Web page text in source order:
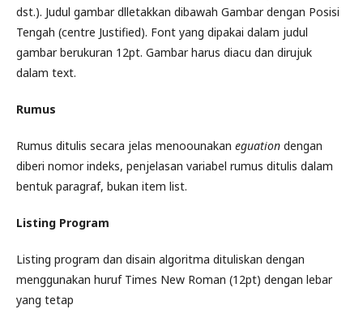
dst.). Judul gambar dlletakkan dibawah Gambar dengan Posisi
Tengah (centre Justified). Font yang dipakai dalam judul
gambar berukuran 12pt. Gambar harus diacu dan dirujuk
dalam text.
Rumus
Rumus ditulis secara jelas menoounakan eguation dengan
diberi nomor indeks, penjelasan variabel rumus ditulis dalam
bentuk paragraf, bukan item list.
Listing Program
Listing program dan disain algoritma dituliskan dengan
menggunakan huruf Times New Roman (12pt) dengan lebar
yang tetap